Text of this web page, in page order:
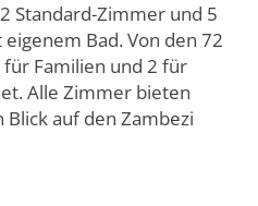
Standard-Zimmer und 5
Bad. Von den 72
Familien und 2 für
Alle Zimmer bieten
auf den Zambezi